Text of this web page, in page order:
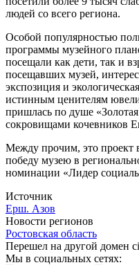
людей со всего региона.
Особой популярностью
программы музейного
посещали как дети, так и
посещавших музей,
экспозиция и
истинным ценителям
пришлась по душе
сокровищами кочевников
Между прочим, это проект
победу музею в
номинации «Лидер
Источник
Ерш. Азов
Новости регионов
Ростовская область
Перешел на другой домен
Мы в социальных сетях: